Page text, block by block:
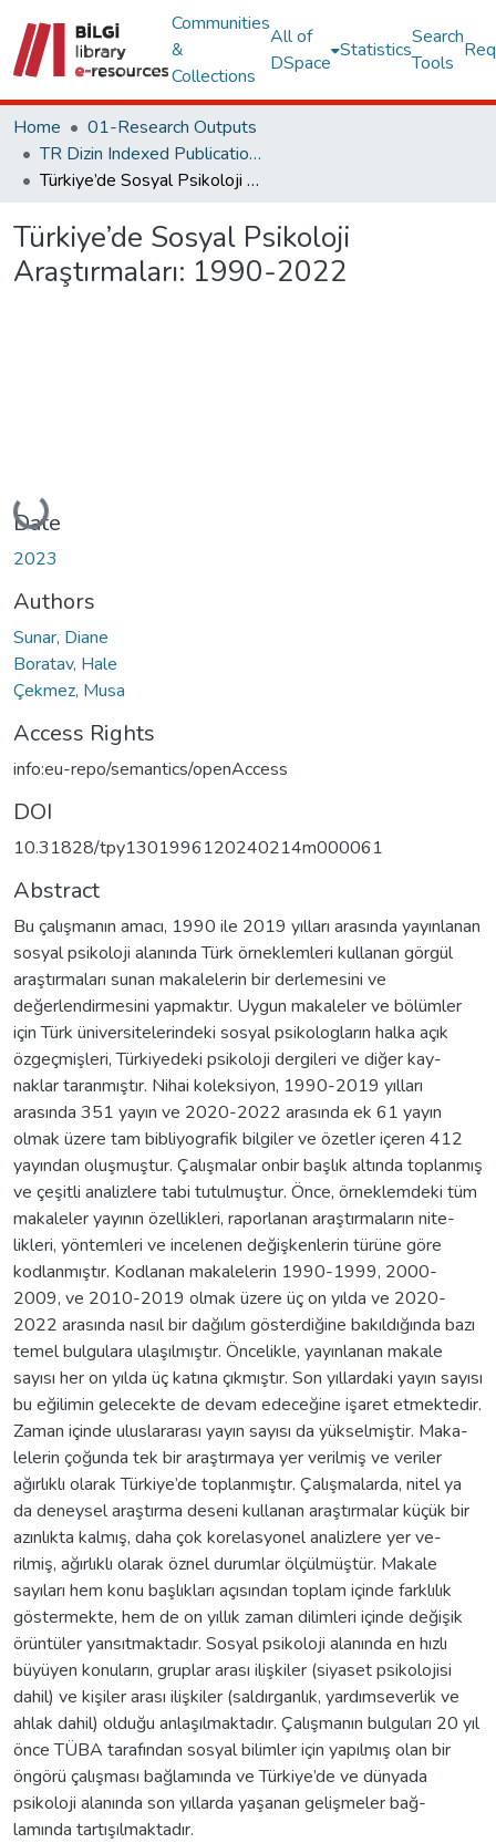
Communities
&
Collections
All of
DSpace
Statistics
Search
Tools
Home
01-Research Outputs
TR Dizin Indexed Publications
Türkiye’de Sosyal Psikoloji Araştırmaları: 1990-2022
Türkiye’de Sosyal Psikoloji
Araştırmaları: 1990-2022
Loading...
Date
2023
Authors
Sunar, Diane
Boratav, Hale
Çekmez, Musa
Access Rights
info:eu-repo/semantics/openAccess
DOI
10.31828/tpy1301996120240214m000061
Abstract
Bu çalışmanın amacı, 1990 ile 2019 yılları arasında yayınlanan
sosyal psikoloji alanında Türk örneklemleri kullanan görgül
araştırmaları sunan makalelerin bir derlemesini ve
değerlendirmesini yapmaktır. Uygun makaleler ve bölümler
için Türk üniversitelerindeki sosyal psikologların halka açık
özgeçmişleri, Türkiyedeki psikoloji dergileri ve diğer kay-
naklar taranmıştır. Nihai koleksiyon, 1990-2019 yılları
arasında 351 yayın ve 2020-2022 arasında ek 61 yayın
olmak üzere tam bibliyografik bilgiler ve özetler içeren 412
yayından oluşmuştur. Çalışmalar onbir başlık altında toplanmış
ve çeşitli analizlere tabi tutulmuştur. Önce, örneklemdeki tüm
makaleler yayının özellikleri, raporlanan araştırmaların nite-
likleri, yöntemleri ve incelenen değişkenlerin türüne göre
kodlanmıştır. Kodlanan makalelerin 1990-1999, 2000-
2009, ve 2010-2019 olmak üzere üç on yılda ve 2020-
2022 arasında nasıl bir dağılım gösterdiğine bakıldığında bazı
temel bulgulara ulaşılmıştır. Öncelikle, yayınlanan makale
sayısı her on yılda üç katına çıkmıştır. Son yıllardaki yayın sayısı
bu eğilimin gelecekte de devam edeceğine işaret etmektedir.
Zaman içinde uluslararası yayın sayısı da yükselmiştir. Maka-
lelerin çoğunda tek bir araştırmaya yer verilmiş ve veriler
ağırlıklı olarak Türkiye’de toplanmıştır. Çalışmalarda, nitel ya
da deneysel araştırma deseni kullanan araştırmalar küçük bir
azınlıkta kalmış, daha çok korelasyonel analizlere yer ve-
rilmiş, ağırlıklı olarak öznel durumlar ölçülmüştür. Makale
sayıları hem konu başlıkları açısından toplam içinde farklılık
göstermekte, hem de on yıllık zaman dilimleri içinde değişik
örüntüler yansıtmaktadır. Sosyal psikoloji alanında en hızlı
büyüyen konuların, gruplar arası ilişkiler (siyaset psikolojisi
dahil) ve kişiler arası ilişkiler (saldırganlık, yardımseverlik ve
ahlak dahil) olduğu anlaşılmaktadır. Çalışmanın bulguları 20 yıl
önce TÜBA tarafından sosyal bilimler için yapılmış olan bir
öngörü çalışması bağlamında ve Türkiye’de ve dünyada
psikoloji alanında son yıllarda yaşanan gelişmeler bağ-
lamında tartışılmaktadır.